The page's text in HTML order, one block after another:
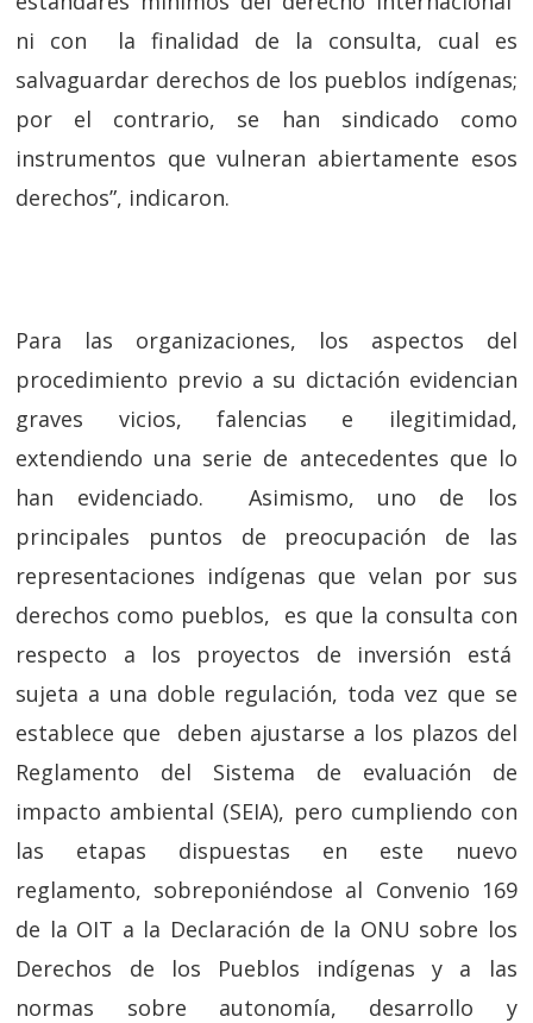
ni con la finalidad de la consulta, cual es
salvaguardar derechos de los pueblos indígenas;
por el contrario, se han sindicado como
instrumentos que vulneran abiertamente esos
derechos”, indicaron.
Para las organizaciones, los aspectos del
procedimiento previo a su dictación evidencian
graves vicios, falencias e ilegitimidad,
extendiendo una serie de antecedentes que lo
han evidenciado. Asimismo, uno de los
principales puntos de preocupación de las
representaciones indígenas que velan por sus
derechos como pueblos, es que la consulta con
respecto a los proyectos de inversión está
sujeta a una doble regulación, toda vez que se
establece que deben ajustarse a los plazos del
Reglamento del Sistema de evaluación de
impacto ambiental (SEIA), pero cumpliendo con
las etapas dispuestas en este nuevo
reglamento, sobreponiéndose al Convenio 169
de la OIT a la Declaración de la ONU sobre los
Derechos de los Pueblos indígenas y a las
normas sobre autonomía, desarrollo y